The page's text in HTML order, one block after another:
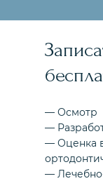
— Осмотр
—
— Оценка
—